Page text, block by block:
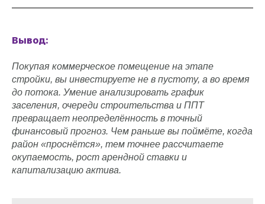
Вывод:
Покупая коммерческое помещение на этапе
стройки, вы инвестируете не в пустоту, а во время
до потока. Умение анализировать график
заселения, очереди строительства и ППТ
превращает неопределённость в точный
финансовый прогноз. Чем раньше вы поймёте, когда
район «проснётся», тем точнее рассчитаете
окупаемость, рост арендной ставки и
капитализацию актива.